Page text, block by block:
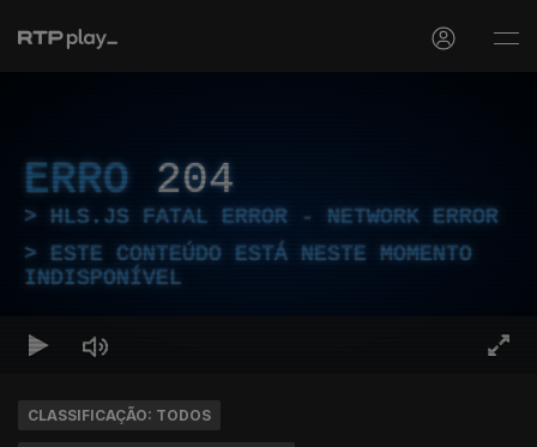
ERRO 204
HLS.JS FATAL ERROR - NETWORK ERROR
ESTE CONTEÚDO ESTÁ NESTE MOMENTO
INDISPONÍVEL
CLASSIFICAÇÃO: TODOS